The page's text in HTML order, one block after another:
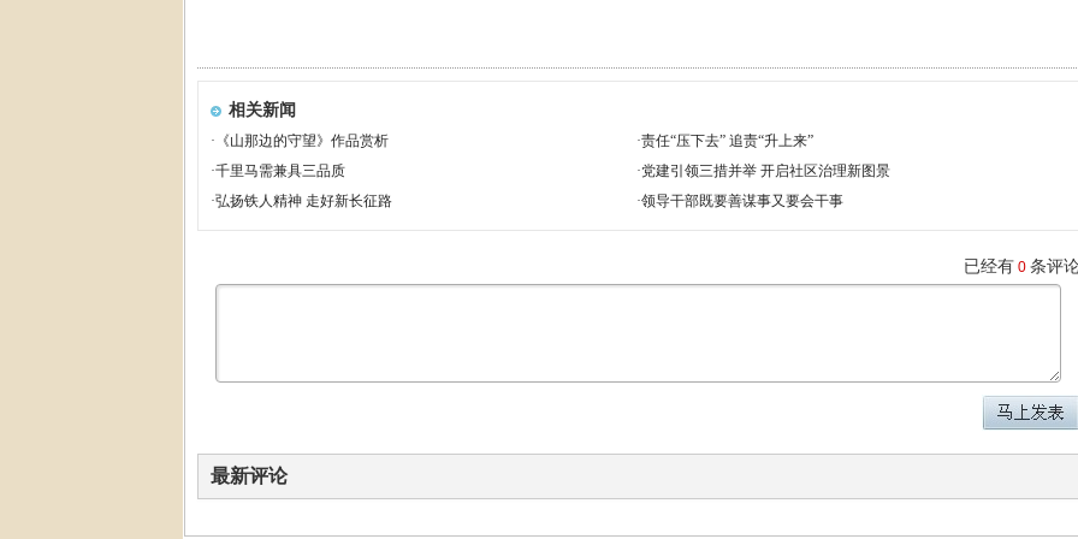
相关新闻
· 《山那边的守望》作品赏析 ·责任“压下去” 追责“升上来”
·千里马需兼具三品质 ·党建引领三措并举 开启社区治理新图景
·弘扬铁人精神 走好新长征路 ·领导干部既要善谋事又要会干事
已经有 0 条评
最新评论